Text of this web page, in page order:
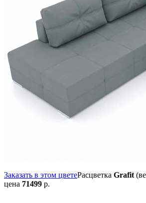
Заказать в этом цветеРасцветка Grafit
цена 71499 р.